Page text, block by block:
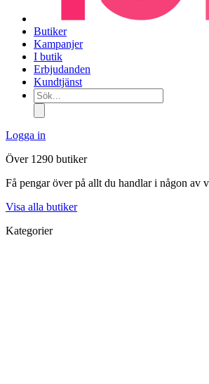
Butiker
Kampanjer
I butik
Erbjudanden
Kundtjänst
Sök...
Logga in
Över 1290 butiker
Få pengar över på allt du handlar i någon av
Visa alla butiker
Kategorier